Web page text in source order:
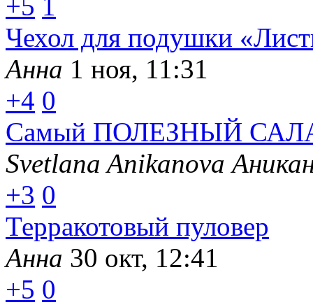
Чехол для подушки
Анна 1 ноя, 11:31
+4 0
Самый ПОЛЕЗНЫЙ
Svetlana Anikanova
+3 0
Терракотовый пуловер
Анна 30 окт, 12:41
+5 0